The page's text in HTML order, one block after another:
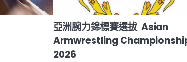
亞洲腕⼒錦標賽選拔 Asian
Armwrestling
2026